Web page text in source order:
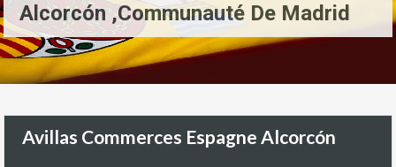
Alcorcón ,Communauté De Madrid
Avillas Commerces Espagne Alcorcón